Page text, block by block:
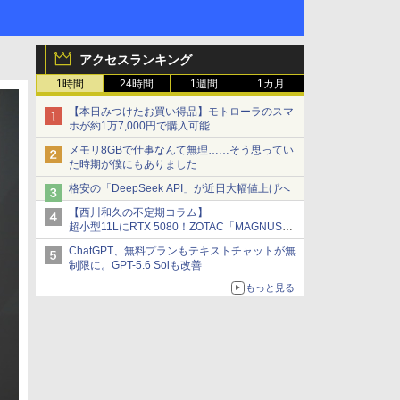
アクセスランキング
1時間 24時間 1週間 1カ月
【本日みつけたお買い得品】モトローラのスマ
ホが約1万7,000円で購入可能
メモリ8GBで仕事なんて無理……そう思ってい
た時期が僕にもありました
格安の「DeepSeek API」が近日大幅値上げへ
【西川和久の不定期コラム】
超小型11LにRTX 5080！ZOTAC「MAGNUS
ONE」最上位機の実力を探る
ChatGPT、無料プランもテキストチャットが無
制限に。GPT-5.6 Solも改善
もっと見る